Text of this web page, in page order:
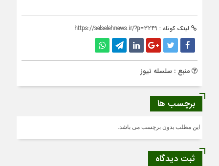
لینک کوتاه : https://selselehnews.ir/?p=3249
منبع : سلسله نیوز
برچسب ها
این مطلب بدون برچسب می باشد.
ثبت دیدگاه